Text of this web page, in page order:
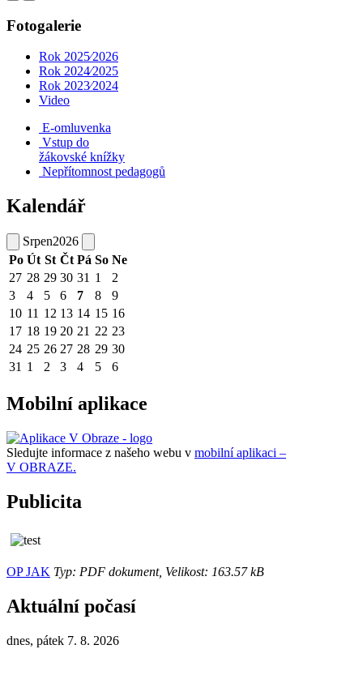
Fotogalerie
Rok 2025⁄2026
Rok 2024⁄2025
Rok 2023⁄2024
Video
E-omluvenka
Vstup do
žákovské knížky
Nepřítomnost pedagogů
Kalendář
Srpen2026
Po Út St Čt Pá So Ne
27 28 29 30 31 1
2
3
4 5 6 7 8
9
10 11 12 13 14 15 16
17 18 19 20 21 22 23
24 25 26 27 28 29 30
31 1 2 3 4 5 6
Mobilní aplikace
Sledujte informace z našeho webu v mobilní aplikaci –
V OBRAZE.
Publicita
OP JAK Typ: PDF dokument, Velikost: 163.57 kB
Aktuální počasí
dnes, pátek 7. 8. 2026